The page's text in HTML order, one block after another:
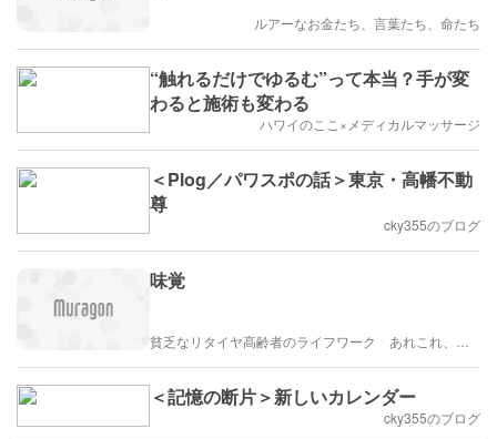
ルアーなお金たち、言葉たち、命たち
“触れるだけでゆるむ”って本当？手が変
わると施術も変わる
ハワイのここ×メディカルマッサージ
＜Plog／パワスポの話＞東京・高幡不動
尊
cky355のブログ
味覚
＜記憶の断片＞新しいカレンダー
cky355のブログ